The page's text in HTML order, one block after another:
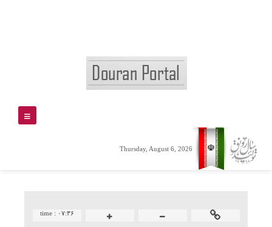
Thursday, August 6, 2026
time : ۰۷:۳۶